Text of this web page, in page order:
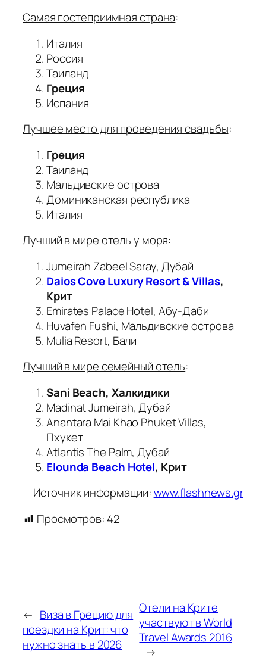
Самая гостеприимная страна:
Италия
Россия
Таиланд
Греция
Испания
Лучшее место для проведения свадьбы:
Греция
Таиланд
Мальдивские острова
Доминиканская республика
Италия
Лучший в мире отель у моря:
Jumeirah Zabeel Saray, Дубай
Daios Cove Luxury Resort & Villas,
Крит
Emirates Palace Hotel, Абу-Даби
Huvafen Fushi, Мальдивские острова
Mulia Resort, Бали
Лучший в мире семейный отель:
Sani Beach, Халкидики
Madinat Jumeirah, Дубай
Anantara Mai Khao Phuket Villas,
Пхукет
Atlantis The Palm, Дубай
Elounda Beach Hotel, Крит
Источник информации:www.flashnews.gr
Просмотров: 42
← Виза в Грецию для
поездки на Крит: что
нужно знать в 2026
Отели на Крите
участвуют в World
Travel Awards 2016
→